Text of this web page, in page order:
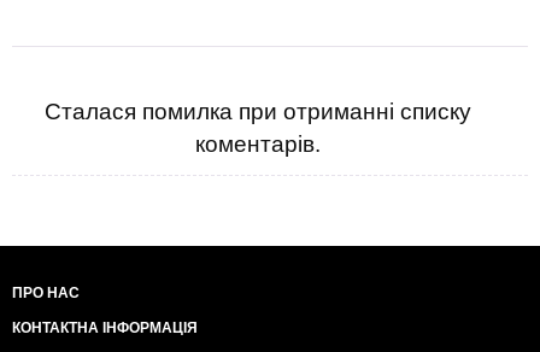
Сталася помилка при отриманні списку
коментарів.
ПРО НАС
КОНТАКТНА ІНФОРМАЦІЯ